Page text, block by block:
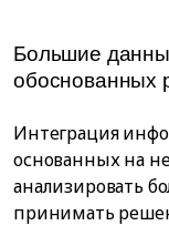
Большие
обоснованных
Интеграция
основанных на
анализировать
принимать